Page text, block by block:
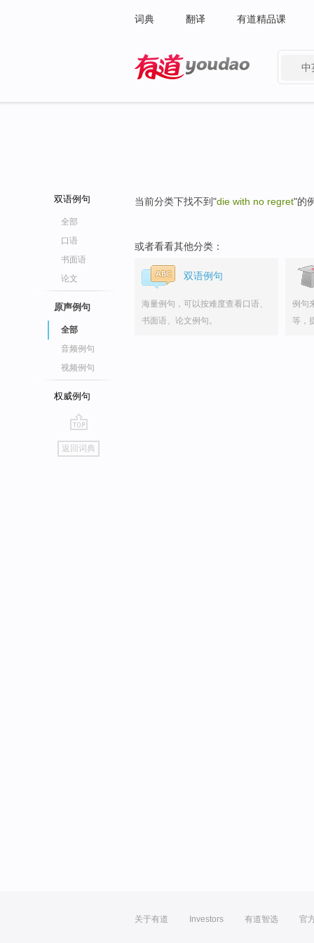
词典 翻译 有道精品课
中
双语例句
全部
口语
书面语
论文
原声例句
全部
音频例句
视频例句
权威例句
go
top
返回词典
当前分类下找不到"die with no regret"的
或者看看其他分类：
双语例句
海量例句，可以按难度查看口语、
书面语、论文例句。
例句
等，
关于有道 Investors 有道智选 官